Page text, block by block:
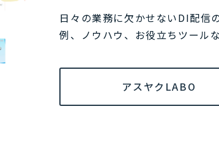
日々の業務に欠かせないDI配信
例、ノウハウ、お役立ちツール
アスヤクLABO